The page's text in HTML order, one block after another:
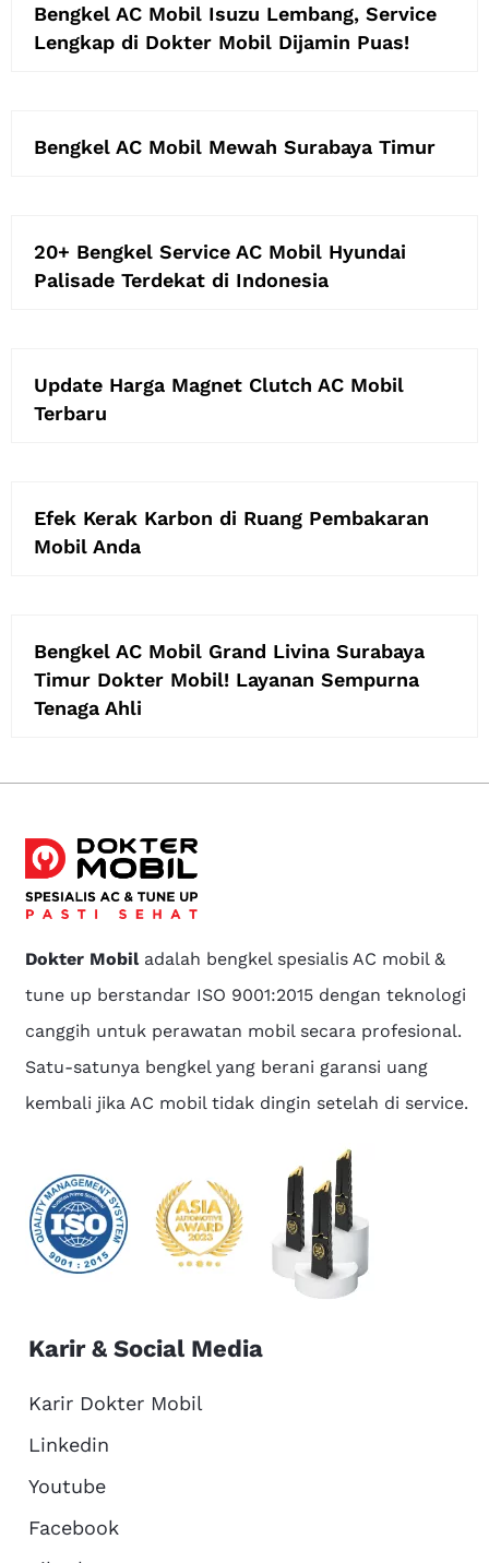
Bengkel AC Mobil Isuzu Lembang, Service
Lengkap di Dokter Mobil Dijamin Puas!
Bengkel AC Mobil Mewah Surabaya Timur
20+ Bengkel Service AC Mobil Hyundai
Palisade Terdekat di Indonesia
Update Harga Magnet Clutch AC Mobil
Terbaru
Efek Kerak Karbon di Ruang Pembakaran
Mobil Anda
Bengkel AC Mobil Grand Livina Surabaya
Timur Dokter Mobil! Layanan Sempurna
Tenaga Ahli
Dokter Mobiladalah bengkel spesialis AC mobil &
tune up berstandar ISO 9001:2015 dengan teknologi
canggih untuk perawatan mobil secara profesional.
Satu-satunya bengkel yang berani garansi uang
kembali jika AC mobil tidak dingin setelah di service.
Karir & Social Media
Karir Dokter Mobil
Linkedin
Youtube
Facebook